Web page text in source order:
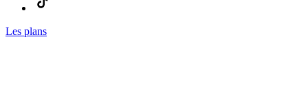
Les plans